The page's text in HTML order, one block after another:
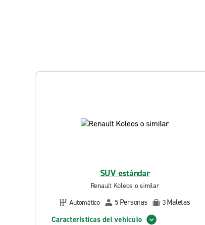
SUV estándar
Renault Koleos o similar
Automático
5 Personas 3Maletas
Características del vehículo